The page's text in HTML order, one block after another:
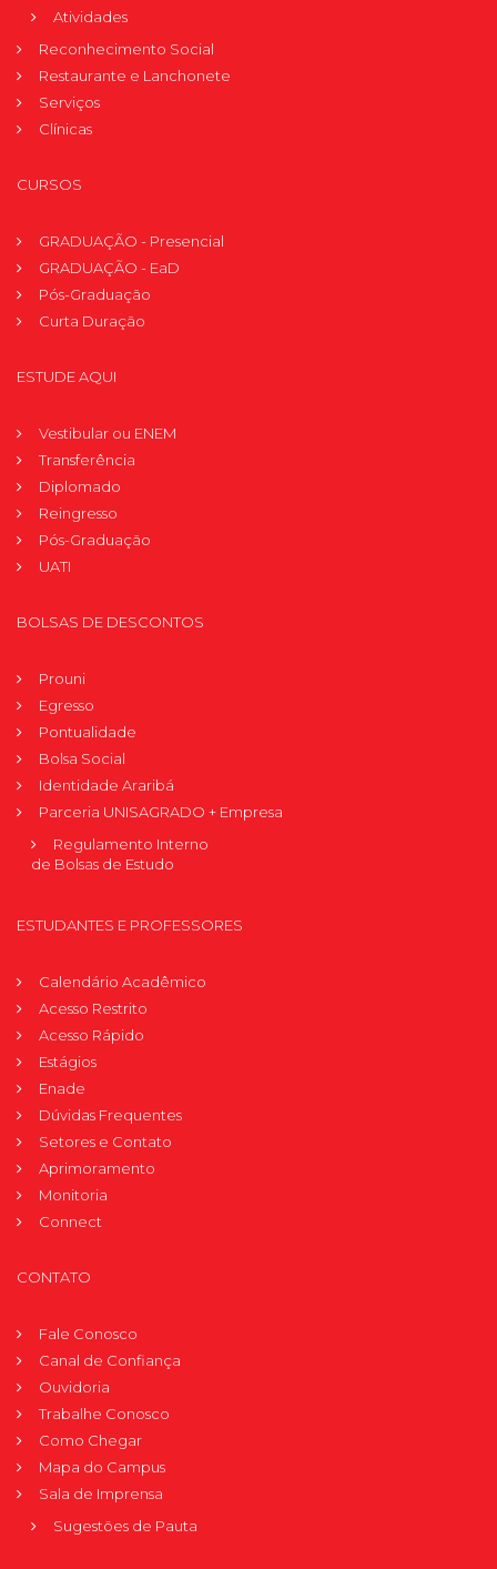
Atividades
Reconhecimento Social
Restaurante e Lanchonete
Serviços
Clínicas
CURSOS
GRADUAÇÃO - Presencial
GRADUAÇÃO - EaD
Pós-Graduação
Curta Duração
ESTUDE AQUI
Vestibular ou ENEM
Transferência
Diplomado
Reingresso
Pós-Graduação
UATI
BOLSAS DE DESCONTOS
Prouni
Egresso
Pontualidade
Bolsa Social
Identidade Araribá
Parceria UNISAGRADO + Empresa
Regulamento Interno
de Bolsas de Estudo
ESTUDANTES E PROFESSORES
Calendário Acadêmico
Acesso Restrito
Acesso Rápido
Estágios
Enade
Dúvidas Frequentes
Setores e Contato
Aprimoramento
Monitoria
Connect
CONTATO
Fale Conosco
Canal de Confiança
Ouvidoria
Trabalhe Conosco
Como Chegar
Mapa do Campus
Sala de Imprensa
Sugestões de Pauta